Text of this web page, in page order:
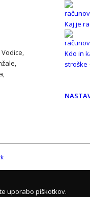
Vodice,
,
,
Kaj je
Kdo in
stroške
uporabo piškotkov.